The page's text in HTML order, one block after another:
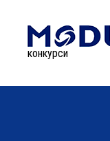
конкурси